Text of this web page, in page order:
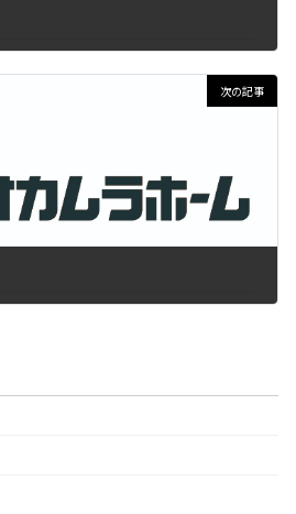
次の記事